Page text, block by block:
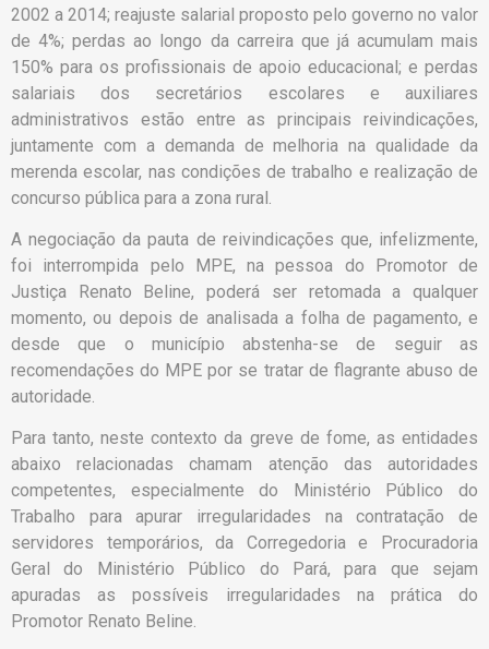
2002 a 2014; reajuste salarial proposto pelo governo no valor
de 4%; perdas ao longo da carreira que já acumulam mais
150% para os profissionais de apoio educacional; e perdas
salariais dos secretários escolares e auxiliares
administrativos estão entre as principais reivindicações,
juntamente com a demanda de melhoria na qualidade da
merenda escolar, nas condições de trabalho e realização de
concurso pública para a zona rural.
A negociação da pauta de reivindicações que, infelizmente,
foi interrompida pelo MPE, na pessoa do Promotor de
Justiça Renato Beline, poderá ser retomada a qualquer
momento, ou depois de analisada a folha de pagamento, e
desde que o município abstenha-se de seguir as
recomendações do MPE por se tratar de flagrante abuso de
autoridade.
Para tanto, neste contexto da greve de fome, as entidades
abaixo relacionadas chamam atenção das autoridades
competentes, especialmente do Ministério Público do
Trabalho para apurar irregularidades na contratação de
servidores temporários, da Corregedoria e Procuradoria
Geral do Ministério Público do Pará, para que sejam
apuradas as possíveis irregularidades na prática do
Promotor Renato Beline.